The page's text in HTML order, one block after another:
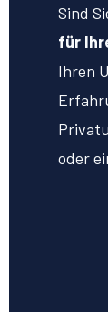
Sind
für
Ihren
oder